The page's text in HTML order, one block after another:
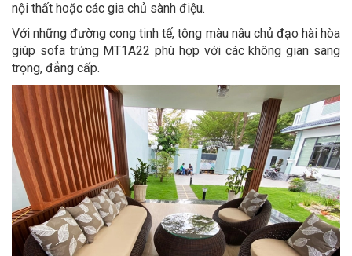
nội thất hoặc các gia chủ sành điệu.
Với những đường cong tinh tế, tông màu nâu chủ đạo hài hòa
giúp sofa trứng MT1A22 phù hợp với các không gian sang
trọng, đẳng cấp.